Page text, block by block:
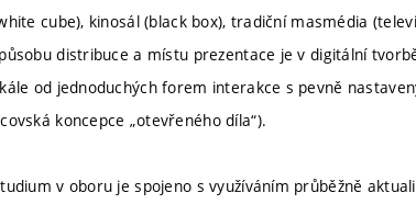
cube), kinosál (black box), tradiční masmédia
distribuce a místu prezentace je v digitální
od jednoduchých forem interakce s pevně
koncepce „otevřeného díla“).
v oboru je spojeno s využíváním průběžně